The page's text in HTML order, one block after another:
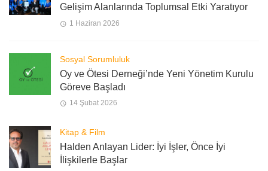
Gelişim Alanlarında Toplumsal Etki Yaratıyor
1 Haziran 2026
Sosyal Sorumluluk
Oy ve Ötesi Derneği’nde Yeni Yönetim Kurulu
Göreve Başladı
14 Şubat 2026
Kitap & Film
Halden Anlayan Lider: İyi İşler, Önce İyi
İlişkilerle Başlar